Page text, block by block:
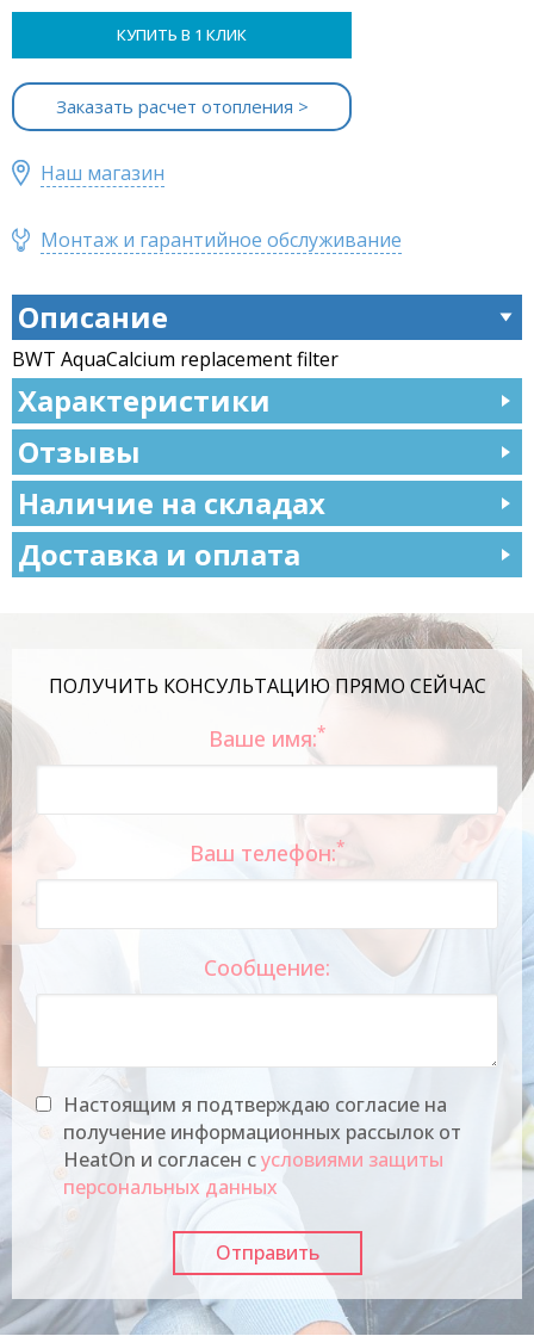
КУПИТЬ В 1 КЛИК
Заказать расчет отопления >
Наш магазин
Монтаж и гарантийное обслуживание
Описание
BWT AquaCalcium replacement filter
Характеристики
Отзывы
Наличие на складах
Доставка и оплата
ПОЛУЧИТЬ КОНСУЛЬТАЦИЮ ПРЯМО СЕЙЧАС
Ваше имя:*
Ваш телефон:*
Сообщение:
Настоящим я подтверждаю согласие на
получение информационных рассылок от
HeatOn и согласен сусловиями защиты
персональных данных